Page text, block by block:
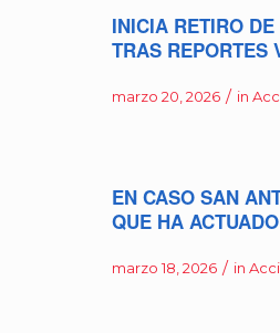
INICIA RETIRO
TRAS REPORTES
marzo 20, 2026 / in
EN CASO SAN
QUE HA
marzo 18, 2026 / in